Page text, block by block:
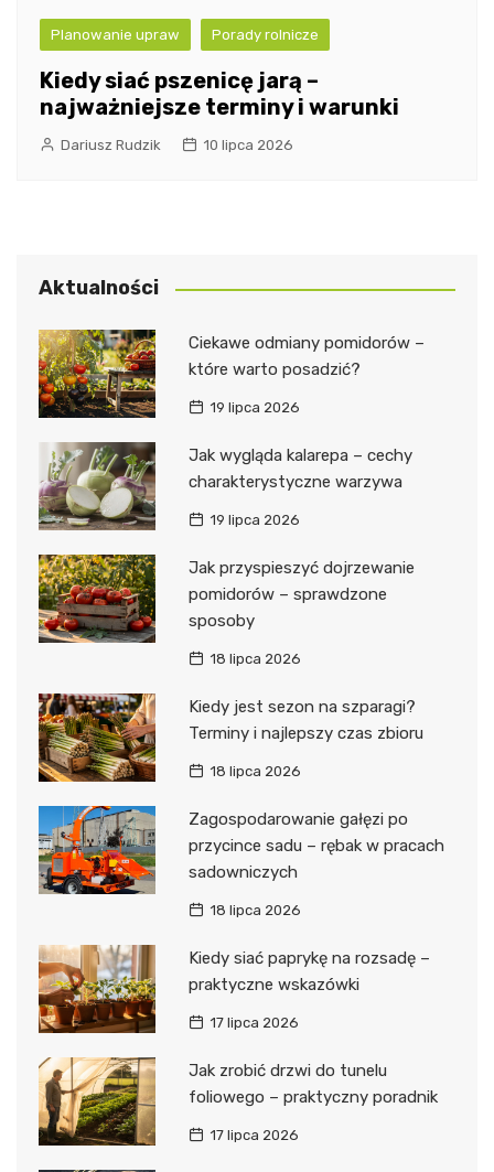
Planowanie upraw Porady rolnicze
Kiedy siać pszenicę jarą –
najważniejsze terminy i warunki
Dariusz Rudzik 10 lipca 2026
Aktualności
Ciekawe odmiany pomidorów –
które warto posadzić?
19 lipca 2026
Jak wygląda kalarepa – cechy
charakterystyczne warzywa
19 lipca 2026
Jak przyspieszyć dojrzewanie
pomidorów – sprawdzone
sposoby
18 lipca 2026
Kiedy jest sezon na szparagi?
Terminy i najlepszy czas zbioru
18 lipca 2026
Zagospodarowanie gałęzi po
przycince sadu – rębak w pracach
sadowniczych
18 lipca 2026
Kiedy siać paprykę na rozsadę –
praktyczne wskazówki
17 lipca 2026
Jak zrobić drzwi do tunelu
foliowego – praktyczny poradnik
17 lipca 2026